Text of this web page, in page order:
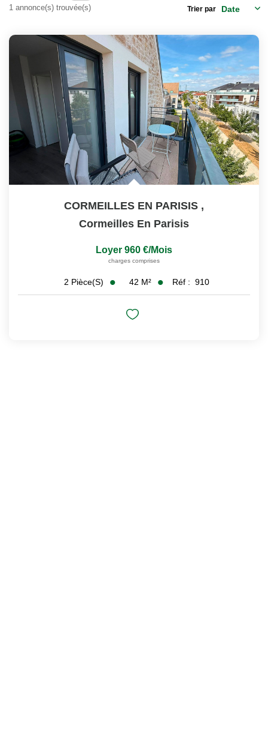
Davril Immo
Gestion
CONTACT
1 annonce(s) trouvée(s) Trier par
CORMEILLES EN PARISIS ,
Cormeilles En Parisis
Loyer 960 €/mois
charges comprises
2 Pièce(s) 42 M² Réf : 910